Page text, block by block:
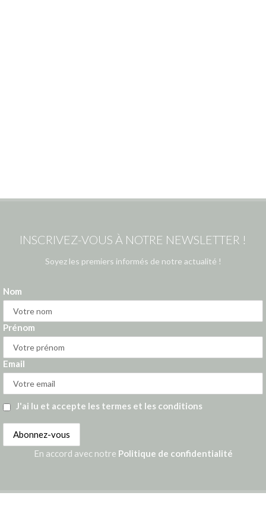
INSCRIVEZ-VOUS À NOTRE NEWSLETTER !
Soyez les premiers informés de notre actualité !
Nom
Prénom
Email
J'ai lu et accepte les termes et les conditions
En accord avec notre Politique de confidentialité